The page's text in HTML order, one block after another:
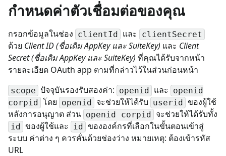
กำหนดค่าตัวเชื่อมต่อของคุณ
กรอกข้อมูลในช่อง clientId และ clientSecret
ด้วย Client ID (ชื่อเดิม AppKey และ SuiteKey) และ Client
Secret (ชื่อเดิม AppKey และ SuiteKey) ที่คุณได้รับจากหน้า
รายละเอียด OAuth app ตามที่กล่าวไว้ในส่วนก่อนหน้า
scope ปัจจุบันรองรับสองค่า: openid และ
openid
corpid โดย openid จะช่วยให้ได้รับ userid ของผู้ใช้
หลังการอนุญาต ส่วน openid corpid จะช่วยให้ได้รับทั้ง
id ของผู้ใช้และ id ขององค์กรที่เลือกในขั้นตอนเข้าสู่
ระบบ ค่าต่าง ๆ ควรคั่นด้วยช่องว่าง หมายเหตุ: ต้องเข้ารหัส
URL